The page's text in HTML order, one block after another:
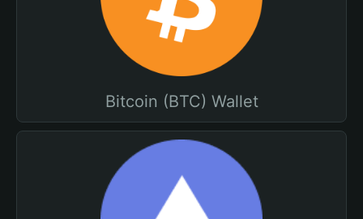
Bitcoin (BTC) Wallet